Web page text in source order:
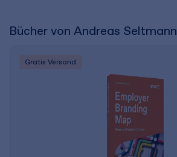
Bücher von Andreas Seltmann
Gratis Versand